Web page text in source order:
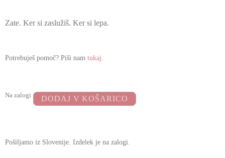
Zate. Ker si zaslužiš. Ker si lepa.
Potrebuješ pomoč? Piši nam tukaj
Na zalogi DODAJ V KOŠARICO
Pošiljamo iz Slovenije. Izdelek je na zalogi.